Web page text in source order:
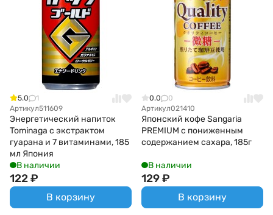
5.0
1
Артикул511609
Энергетический напиток
Tominaga с экстрактом
гуарана и 7 витаминами, 185
мл Япония
В наличии
122₽
В корзину
0.0
0
Артикул021410
Японский кофе Sangaria
PREMIUM с пониженным
содержанием сахара, 185г
В наличии
129₽
В корзину